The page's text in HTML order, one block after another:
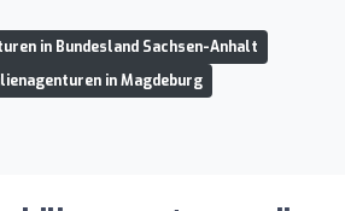
in Bundesland Sachsen-Anhalt
in Magdeburg